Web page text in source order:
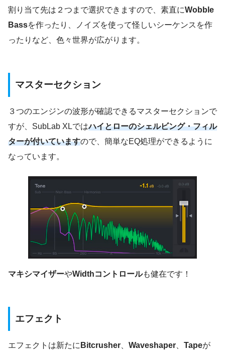
割り当て先は２つまで選択できますので、素直にWobble
Bassを作ったり、ノイズを使って怪しいシーケンスを作
ったりなど、色々世界が広がります。
マスターセクション
３つのエンジンの波形が確認できるマスターセクションで
すが、SubLab XLではハイとローのシェルビング・フィル
ターが付いていますので、簡単なEQ処理ができるように
なっています。
マキシマイザーやWidthコントロールも健在です！
エフェクト
エフェクトは新たに Bitcrusher Waveshaper Tapeが